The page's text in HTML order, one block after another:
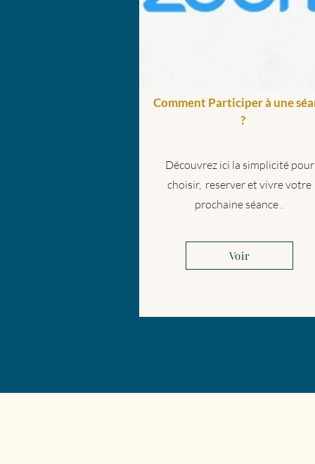
Comment Participer à une
?
Découvrez ici la simplicité pour
choisir, reserver et vivre votre
prochaine séance .
Voir